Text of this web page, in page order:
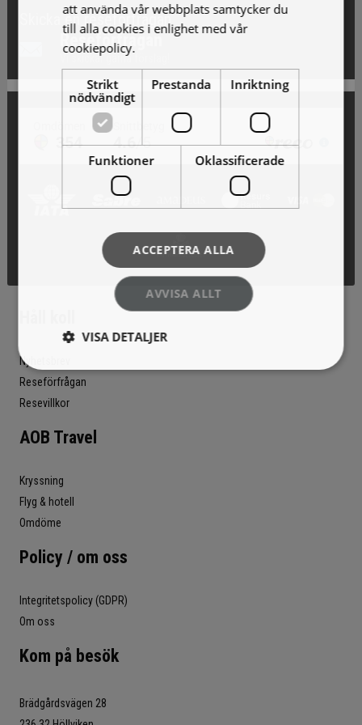
Skicka en reseförfrågan
Reseförfrågan
Vi skickar gärna förslag!
Nyhetsbrev
Reseförfrågan
Resevillkor
AOB Travel
Kryssning
Flyg & hotell
Omdöme
Policy / om oss
Integritetspolicy (GDPR)
Om oss
Kom på besök
Brädgårdsvägen 28
att använda vår webbplats samtycker du
till alla cookies i enlighet med vår
cookiepolicy.
Strikt
nödvändigt
Prestanda Inriktning
Funktioner Oklassificerade
ACCEPTERA ALLA
AVVISA ALLT
VISA DETALJER